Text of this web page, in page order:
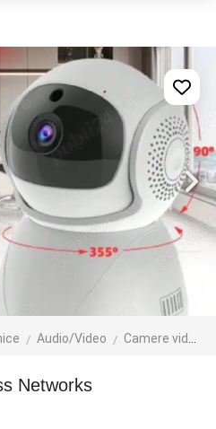
Audio/Video Camere video
Networks